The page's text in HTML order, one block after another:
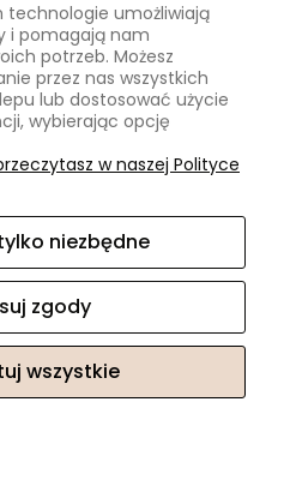
technologie umożliwiają
i pomagają nam
potrzeb. Możesz
przez nas wszystkich
lub dostosować użycie
wybierając opcję
w naszej Polityce
niezbędne
zgody
wszystkie
newslettera i odbierz
zakupy!
prywatności